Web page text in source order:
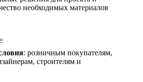
необходимых материалов
: розничным покупателям,
строителям и